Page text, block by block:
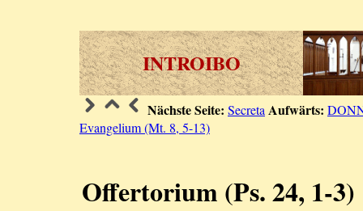
INTROIBO
Nächste Seite: Secreta Aufwärts:
Evangelium (Mt. 8, 5-13)
Offertorium (Ps. 24, 1-3)